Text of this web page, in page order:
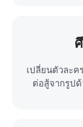
เปลี่ยนตัวละ
ต่อสู้จากรูป